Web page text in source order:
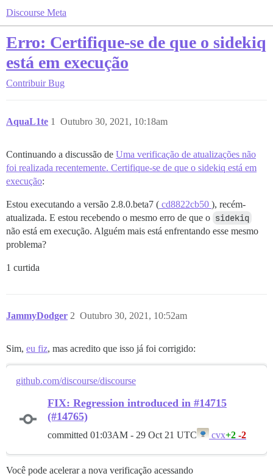
Discourse Meta
Erro: Certifique-se de que o sidekiq
está em execução
Contribuir Bug
AquaL1te Outubro 30, 2021, 10:18am
1
Continuando a discussão de Uma verificação de atualizações não
foi realizada recentemente. Certifique-se de que o sidekiq está em
execução:
Estou executando a versão 2.8.0.beta7 ( cd8822cb50 ), recém-
atualizada. E estou recebendo o mesmo erro de que o sidekiq
não está em execução. Alguém mais está enfrentando esse mesmo
problema?
1 curtida
JammyDodger Outubro 30, 2021, 10:52am
2
Sim, eu fiz, mas acredito que isso já foi corrigido:
github.com/discourse/discourse
FIX: Regression introduced in #14715
(#14765)
committed 01:03AM - 29 Oct 21 UTC cvx+2 -2
Você pode acelerar a nova verificação acessando